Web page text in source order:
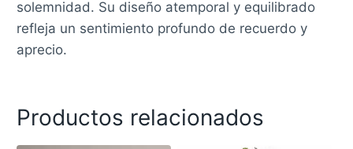
solemnidad. Su diseño atemporal y equilibrado
refleja un sentimiento profundo de recuerdo y
aprecio.
Productos relacionados